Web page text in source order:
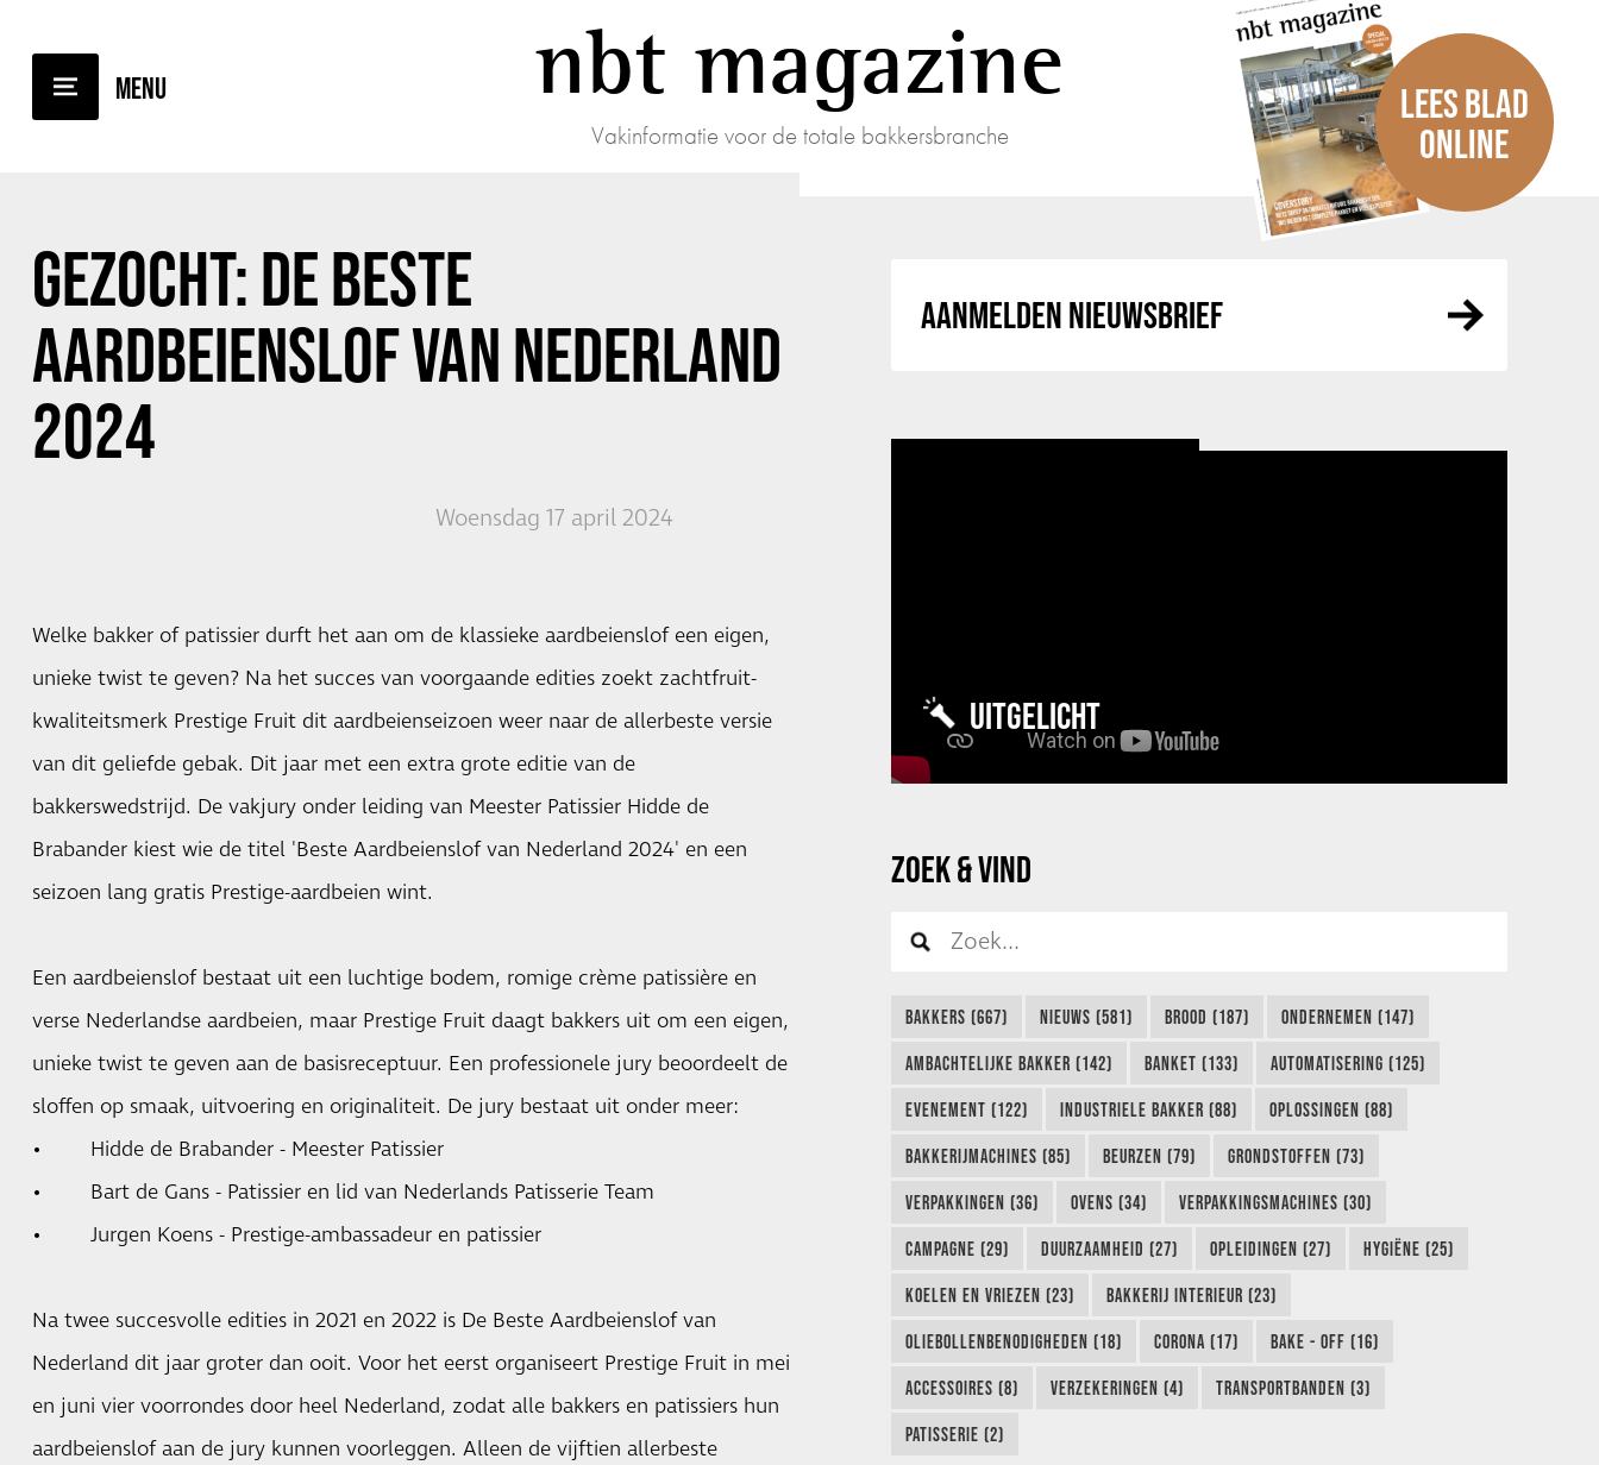
nbt magazine
Vakinformatie voor de totale bakkersbranche
LEES BLAD
ONLINE
GEZOCHT: DE BESTE
AARDBEIENSLOF VAN NEDERLAND
2024
Woensdag 17 april 2024
Welke bakker of patissier durft het aan om de klassieke aardbeienslof een eigen,
unieke twist te geven? Na het succes van voorgaande edities zoekt zachtfruit-
kwaliteitsmerk Prestige Fruit dit aardbeienseizoen weer naar de allerbeste versie
van dit geliefde gebak. Dit jaar met een extra grote editie van de
bakkerswedstrijd. De vakjury onder leiding van Meester Patissier Hidde de
Brabander kiest wie de titel 'Beste Aardbeienslof van Nederland 2024' en een
seizoen lang gratis Prestige-aardbeien wint.
Een aardbeienslof bestaat uit een luchtige bodem, romige crème patissière en
verse Nederlandse aardbeien, maar Prestige Fruit daagt bakkers uit om een eigen,
unieke twist te geven aan de basisreceptuur. Een professionele jury beoordeelt de
sloffen op smaak, uitvoering en originaliteit. De jury bestaat uit onder meer:
• Hidde de Brabander - Meester Patissier
• Bart de Gans - Patissier en lid van Nederlands Patisserie Team
• Jurgen Koens - Prestige-ambassadeur en patissier
Na twee succesvolle edities in 2021 en 2022 is De Beste Aardbeienslof van
Nederland dit jaar groter dan ooit. Voor het eerst organiseert Prestige Fruit in mei
en juni vier voorrondes door heel Nederland, zodat alle bakkers en patissiers hun
aardbeienslof aan de jury kunnen voorleggen. Alleen de vijftien allerbeste
AANMELDEN NIEUWSBRIEF
UITGELICHT
ZOEK & VIND
BAKKERS (667) NIEUWS (581) BROOD (187) ONDERNEMEN (147)
AMBACHTELIJKE BAKKER (142) BANKET (133) AUTOMATISERING (125)
EVENEMENT (122) INDUSTRIELE BAKKER (88) OPLOSSINGEN (88)
BAKKERIJMACHINES (85) BEURZEN (79) GRONDSTOFFEN (73)
VERPAKKINGEN (36) OVENS (34) VERPAKKINGSMACHINES (30)
CAMPAGNE (29) DUURZAAMHEID (27) OPLEIDINGEN (27) HYGIËNE (25)
KOELEN EN VRIEZEN (23) BAKKERIJ INTERIEUR (23)
OLIEBOLLENBENODIGHEDEN (18) CORONA (17) BAKE - OFF (16)
ACCESSOIRES (8) VERZEKERINGEN (4) TRANSPORTBANDEN (3)
PATISSERIE (2)